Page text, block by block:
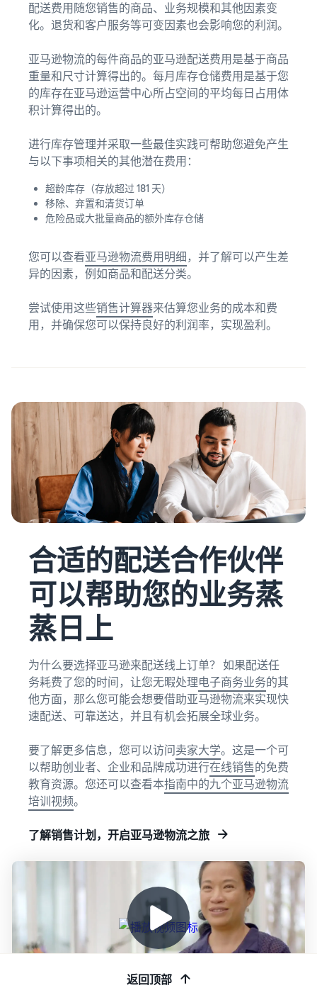
配送费用随您销售的商品、业务规模和其他因素变
化。退货和客户服务等可变因素也会影响您的利润。
亚马逊物流的每件商品的亚马逊配送费用是基于商品
重量和尺寸计算得出的。每月库存仓储费用是基于您
的库存在亚马逊运营中心所占空间的平均每日占用体
积计算得出的。
进行库存管理并采取一些最佳实践可帮助您避免产生
与以下事项相关的其他潜在费用：
超龄库存（存放超过 181 天）
移除、弃置和清货订单
危险品或大批量商品的额外库存仓储
您可以查看亚马逊物流费用明细 ，并了解可以产生差
异的因素，例如商品和配送分类。
尝试使用这些销售计算器来估算您业务的成本和费
用，并确保您可以保持良好的利润率，实现盈利。
合适的配送合作伙伴
可以帮助您的业务蒸
蒸日上
为什么要选择亚马逊来配送线上订单？ 如果配送任
务耗费了您的时间，让您无暇处理电子商务业务的其
他方面，那么您可能会想要借助亚马逊物流来实现快
速配送、可靠送达，并且有机会拓展全球业务。
要了解更多信息，您可以访问卖家大学。这是一个可
以帮助创业者、企业和品牌成功进行在线销售的免费
教育资源。您还可以查看本指南中的九个亚马逊物流
培训视频。
了解销售计划，开启亚马逊物流之旅
返回顶部